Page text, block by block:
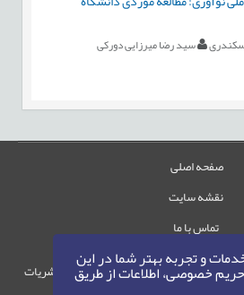
و تجربه بهتر شما در این
خصوصی، اطلاعات از طریق
سید رضا میرزایی دورکی
صفحه اصلی
نقشه سایت
تماس با ما
وب‌سایت متعلق به سامانه مدیریت نشریات